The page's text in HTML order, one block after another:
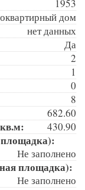
1953
дом
нет данных
Да
2
1
0
8
682.60
430.90
площадка):
Не заполнено
площадка):
Не заполнено